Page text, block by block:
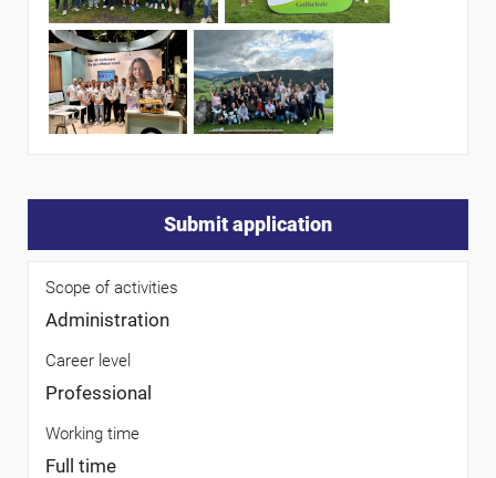
Submit application
Scope of activities
Administration
Career level
Professional
Working time
Full time